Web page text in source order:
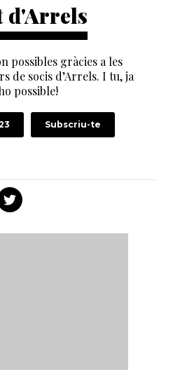
d'Arrels
possibles gràcies a les
de socis d’Arrels. I tu, ja
possible!
Subscriu-te